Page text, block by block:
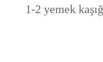
1-2 yemek